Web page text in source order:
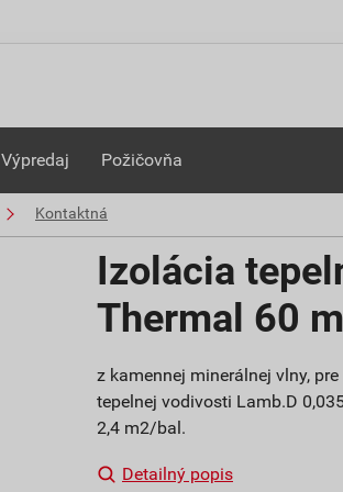
Výpredaj Požičovňa
Kontaktná
Izolácia
Thermal 60
z kamennej minerálnej vlny,
tepelnej vodivosti Lamb.D
2,4 m2/bal.
Detailný popis